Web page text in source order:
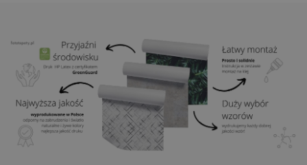
Klej:Niepotrzebny
Zastosowanie:Salon, sypialnia, pomieszczenia
biurowe, przedpokój i wiele innych